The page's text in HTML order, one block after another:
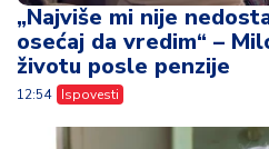
„Najviše mi nije
osećaj da vredim“ –
životu posle penzije
12:54 Ispovesti